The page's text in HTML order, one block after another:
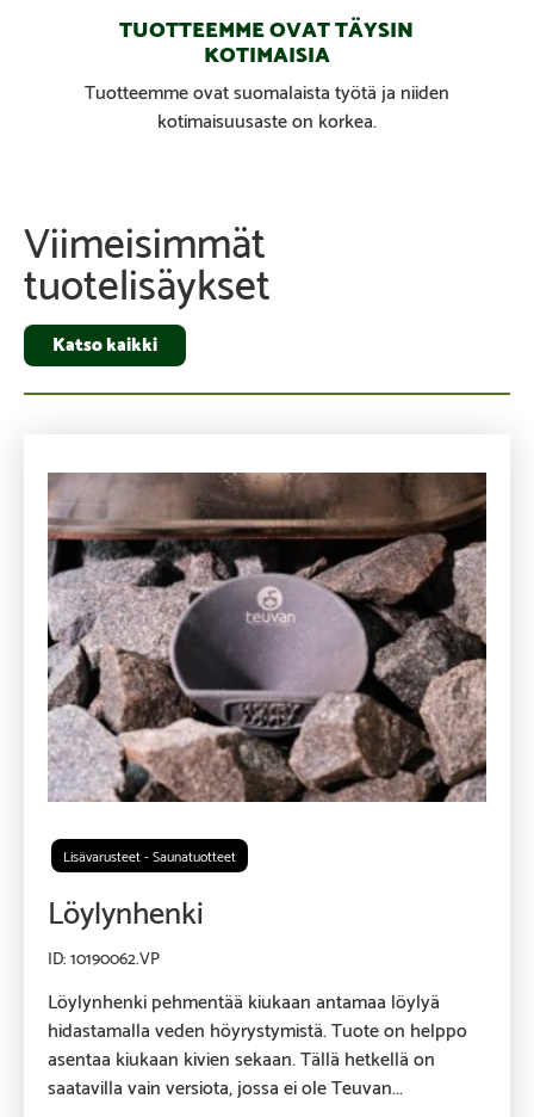
TUOTTEEMME OVAT TÄYSIN
KOTIMAISIA
Tuotteemme ovat suomalaista työtä ja niiden
kotimaisuusaste on korkea.
Viimeisimmät
tuotelisäykset
Katso kaikki
Lisävarusteet - Saunatuotteet
Löylynhenki
10190062.VP
Löylynhenki pehmentää kiukaan antamaa löylyä
hidastamalla veden höyrystymistä. Tuote on helppo
asentaa kiukaan kivien sekaan. Tällä hetkellä on
saatavilla vain versiota, jossa ei ole Teuvan...